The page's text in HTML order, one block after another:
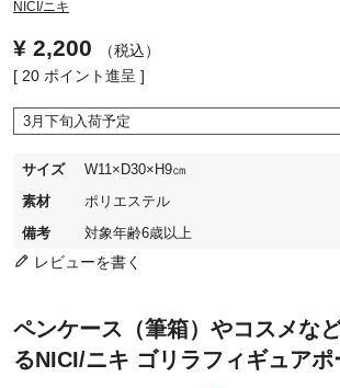
NICI/ニキ
¥ 2,200
税込
[ 20 ポイント進呈 ]
3月下旬入荷予定
サイズ
W11×D30×H9㎝
素材
ポリエステル
備考
対象年齢6歳以上
レビューを書く
ペンケース（筆箱）やコスメな
るNICI/ニキ ゴリラフィギュアポ